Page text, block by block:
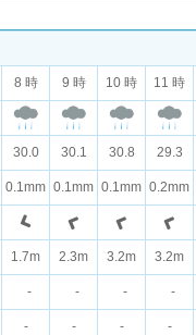
8 時 9 時 10 時 11 時
30.0 30.1 30.8 29.3
0.1mm 0.1mm 0.1mm 0.2mm
1.7m 2.3m 3.2m 3.2m
- - - -
- - - -